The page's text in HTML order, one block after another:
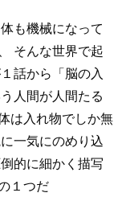
も機械になって
そんな世界で起
話から「脳の入
人間が人間たる
は入れ物でしか無
一気にのめり込
的に細かく描写
１つだ